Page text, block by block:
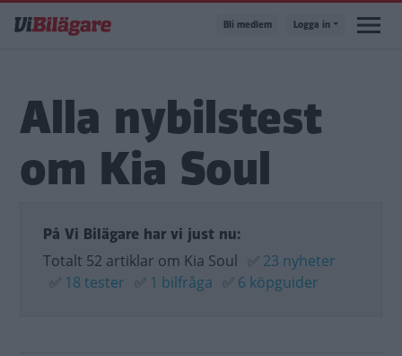
till
Bli medlem Logga in
Alla nybilstest
om Kia Soul
På Vi Bilägare har vi just nu:
Totalt 52 artiklar om Kia Soul ✅ 23 nyheter
✅ 18 tester ✅ 1 bilfråga ✅ 6 köpguider